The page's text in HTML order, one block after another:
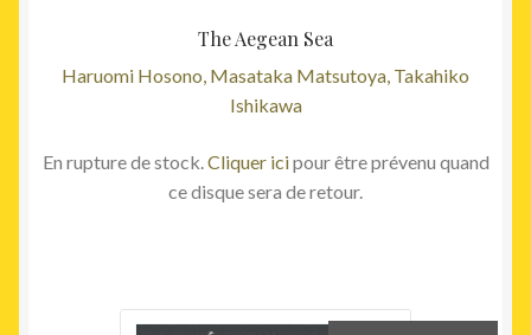
The Aegean Sea
Haruomi Hosono, Masataka Matsutoya, Takahiko
Ishikawa
En rupture de stock. Cliquer icipour être prévenu quand
ce disque sera de retour.